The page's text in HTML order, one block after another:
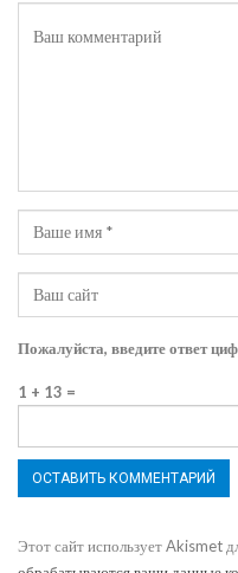
Пожалуйста, введите ответ
1 + 13 =
Этот сайт использует Akismet